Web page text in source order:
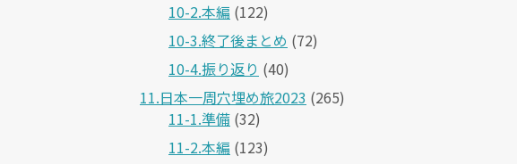
10-2.本編 (122)
10-3.終了後まとめ (72)
10-4.振り返り (40)
11.日本一周穴埋め旅2023 (265)
11-1.準備 (32)
11-2.本編 (123)